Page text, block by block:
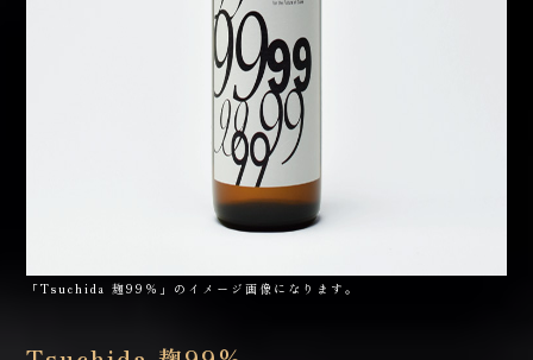
「Tsuchida 麹99％」のイメージ画像になります。